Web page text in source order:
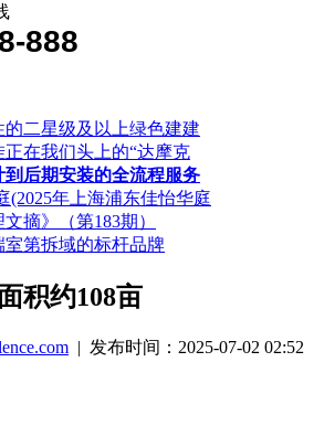
888
二星级及以上绿色建建
正在我们头上的“达摩克
到后期安装的全流程服务
(2025年上海浦东佳怡华庭
摘》（第183期）
室第拆域的标杆品牌
积约108亩
| 发布时间：2025-07-02 02:52